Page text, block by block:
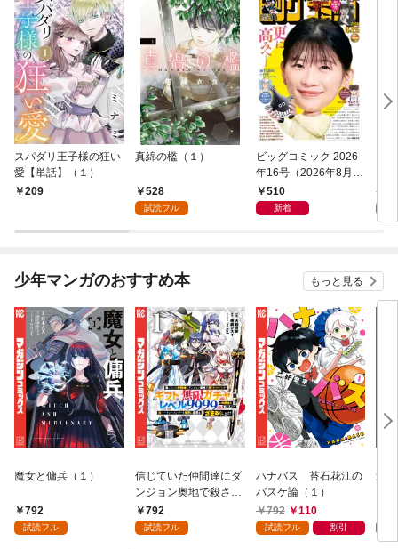
スパダリ王子様の狂い
愛【単話】（１）
209
真綿の檻（１）
528
試読フル
ビッグコミック 2026
年16号（2026年8月7
日発売）
510
新着
少年マンガのおすすめ本 もっと見る
魔女と傭兵（１）
792
試読フル
信じていた仲間達にダ
ンジョン奥地で殺され
かけたがギフト『無限
ガチャ』でレベル９９
792
試読フル
ハナバス 苔石花江の
バスケ論（１）
792
110
試読フル 割引
追
強
～